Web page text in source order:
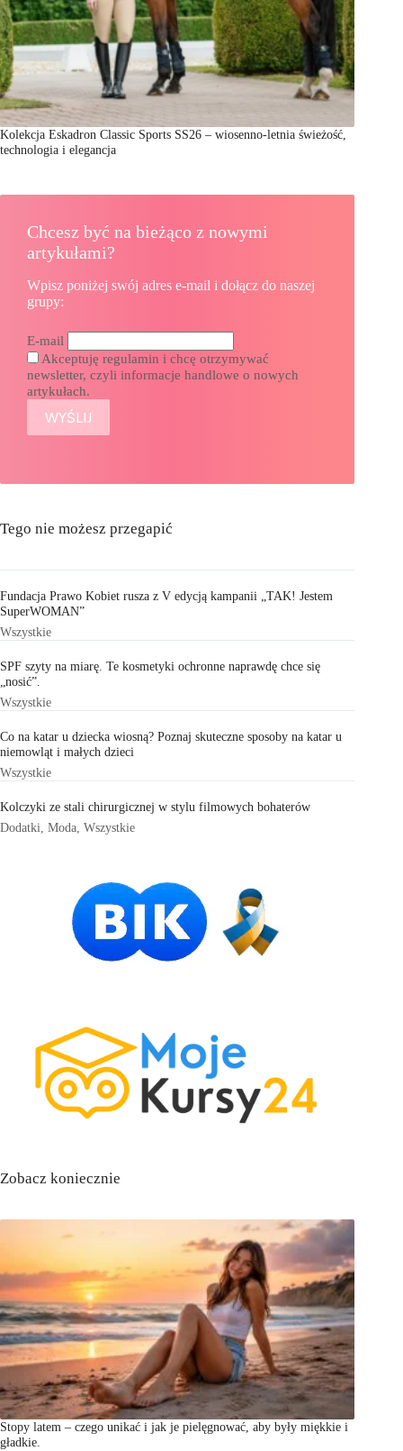
Kolekcja Eskadron Classic Sports SS26 – wiosenno-letnia świeżość,
technologia i elegancja
Chcesz być na bieżąco z nowymi
artykułami?
Wpisz poniżej swój adres e-mail i dołącz do naszej
grupy:
E-mail
Akceptuję regulamin i chcę otrzymywać
newsletter, czyli informacje handlowe o nowych
artykułach.
Tego nie możesz przegapić
Fundacja Prawo Kobiet rusza z V edycją kampanii „TAK! Jestem
SuperWOMAN”
Wszystkie
SPF szyty na miarę. Te kosmetyki ochronne naprawdę chce się
„nosić”.
Wszystkie
Co na katar u dziecka wiosną? Poznaj skuteczne sposoby na katar u
niemowląt i małych dzieci
Wszystkie
Kolczyki ze stali chirurgicznej w stylu filmowych bohaterów
Dodatki Moda Wszystkie
Zobacz koniecznie
Stopy latem – czego unikać i jak je pielęgnować, aby były miękkie i
gładkie.